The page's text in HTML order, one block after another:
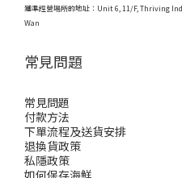
獲準經營場所的地址： Unit 6, 11/F, Thriving
Wan
常見問題
常見問題
付款方法
下單流程及送貨安排
退換貨政策
私隱政策
如何保存海鮮